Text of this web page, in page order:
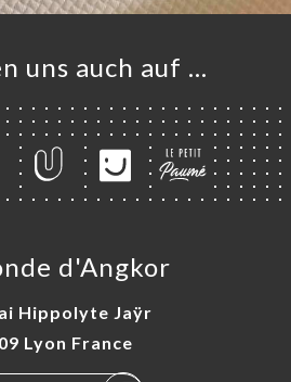
uns auch auf …
d'Angkor
Hippolyte Jaÿr
Lyon France